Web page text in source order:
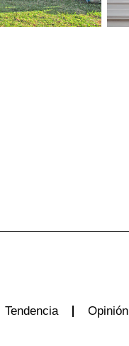
Tendencia Opinión